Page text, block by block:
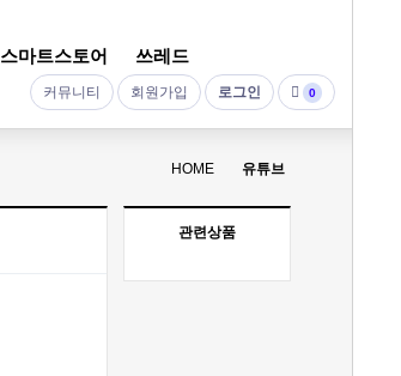
스마트스토어 쓰레드
커뮤니티 회원가입 로그인 0
HOME 유튜브
관련상품